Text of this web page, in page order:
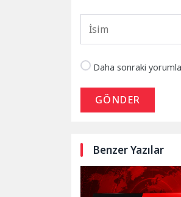
Daha sonraki
GÖNDER
Benzer Yazılar